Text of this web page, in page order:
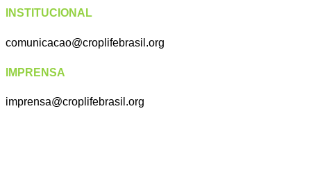
INSTITUCIONAL
comunicacao@croplifebrasil.org
IMPRENSA
imprensa@croplifebrasil.org